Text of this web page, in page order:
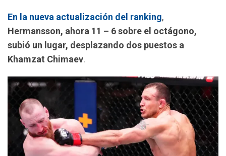
En la nueva actualización del ranking,
Hermansson, ahora 11 – 6 sobre el octágono,
subió un lugar, desplazando dos puestos a
Khamzat Chimaev.